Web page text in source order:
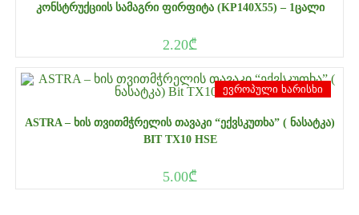
ᲙᲝᲜᲡᲢᲠᲣᲥᲪᲘᲘᲡ ᲡᲐᲛᲐᲒᲠᲘ ᲤᲘᲠᲤᲘᲢᲐ (KP140Х55) – 1ᲪᲐᲚᲘ
2.20₾
ევროპული ხარისხი
ASTRA – ᲮᲘᲡ ᲗᲕᲘᲗᲛᲭᲠᲔᲚᲘᲡ ᲗᲐᲕᲐᲙᲘ “ᲔᲥᲕᲡᲙᲣᲗᲮᲐ” ( ᲜᲐᲡᲐᲢᲙᲐ)
BIT TX10 HSE
5.00₾